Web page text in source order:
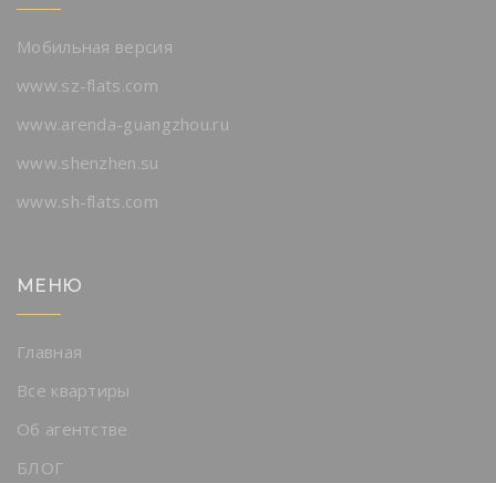
Мобильная версия
www.sz-flats.com
www.arenda-guangzhou.ru
www.shenzhen.su
www.sh-flats.com
МЕНЮ
Главная
Все квартиры
Об агентстве
БЛОГ